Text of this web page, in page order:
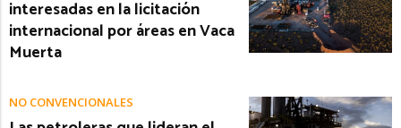
interesadas en la licitación
internacional por áreas en Vaca
Muerta
NO CONVENCIONALES